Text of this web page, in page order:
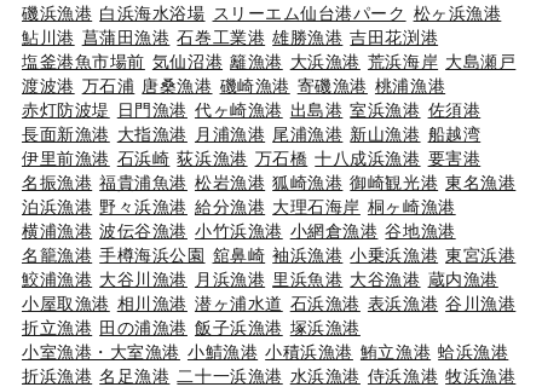
磯浜漁港 白浜海水浴場 スリーエム仙台港パーク 松ヶ浜漁港
鮎川港 菖蒲田漁港 石巻工業港 雄勝漁港 吉田花渕港
塩釜港魚市場前 気仙沼港 籬漁港 大浜漁港 荒浜海岸 大島瀬戸
渡波港 万石浦 唐桑漁港 磯崎漁港 寄磯漁港 桃浦漁港
赤灯防波堤
日門漁港 代ヶ崎漁港 出島港 室浜漁港 佐須港
長面新漁港 大指漁港 月浦漁港 尾浦漁港 新山漁港 船越湾
伊里前漁港 石浜崎 荻浜漁港 万石橋 十八成浜漁港 要害港
名振漁港 福貴浦魚港 松岩漁港 狐崎漁港 御崎観光港 東名漁港
泊浜漁港 野々浜漁港 給分漁港 大理石海岸 桐ヶ崎漁港
横浦漁港 波伝谷漁港 小竹浜漁港 小網倉漁港 谷地漁港
名籠漁港 手樽海浜公園 舘鼻崎 袖浜漁港 小乗浜漁港 東宮浜港
鮫浦漁港 大谷川漁港 月浜漁港 里浜魚港 大谷漁港 蔵内漁港
小屋取漁港 相川漁港 潜ヶ浦水道 石浜漁港 表浜漁港 谷川漁港
折立漁港 田の浦漁港 飯子浜漁港 塚浜漁港
小室漁港・大室漁港 小鯖漁港 小積浜漁港 鮪立漁港 蛤浜漁港
折浜漁港 名足漁港 二十一浜漁港 水浜漁港 侍浜漁港 牧浜漁港